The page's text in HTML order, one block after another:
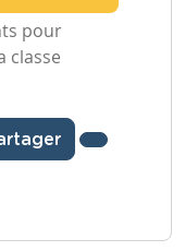
pour
classe